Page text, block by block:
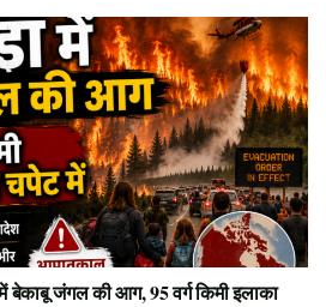
जंगल की आग, 95 वर्ग किमी इलाका